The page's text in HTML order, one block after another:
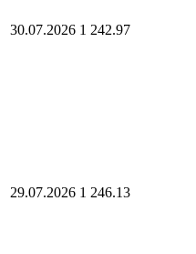
30.07.2026 1 242.97
29.07.2026 1 246.13